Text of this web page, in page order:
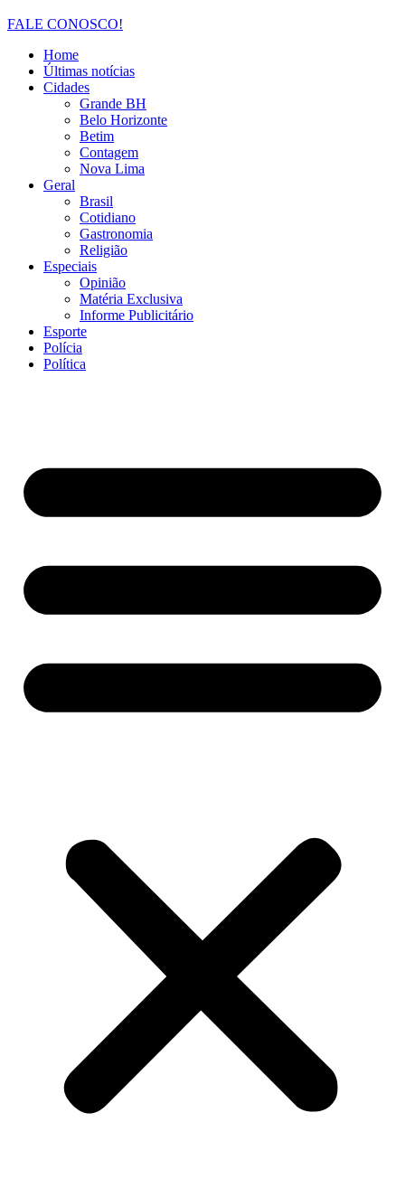
FALE CONOSCO!
Home
Últimas notícias
Cidades
Grande BH
Belo Horizonte
Betim
Contagem
Nova Lima
Geral
Brasil
Cotidiano
Gastronomia
Religião
Especiais
Opinião
Matéria Exclusiva
Informe Publicitário
Esporte
Polícia
Política